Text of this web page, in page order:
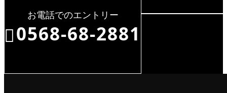
お電話でのエントリー
0568-68-2881